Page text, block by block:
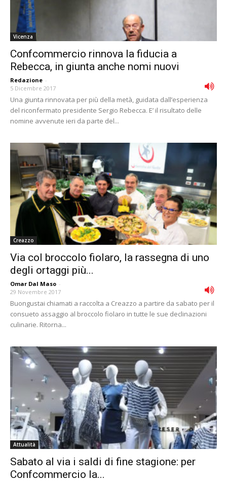
Vicenza
Confcommercio rinnova la fiducia a
Rebecca, in giunta anche nomi nuovi
Redazione -
5 Dicembre 2017
Una giunta rinnovata per più della metà, guidata dall’esperienza
del riconfermato presidente Sergio Rebecca. E’ il risultato delle
nomine avvenute ieri da parte del...
Creazzo
Via col broccolo fiolaro, la rassegna di uno
degli ortaggi più...
Omar Dal Maso -
29 Novembre 2017
Buongustai chiamati a raccolta a Creazzo a partire da sabato per il
consueto assaggio al broccolo fiolaro in tutte le sue declinazioni
culinarie. Ritorna...
Attualità
Sabato al via i saldi di fine stagione: per
Confcommercio la...